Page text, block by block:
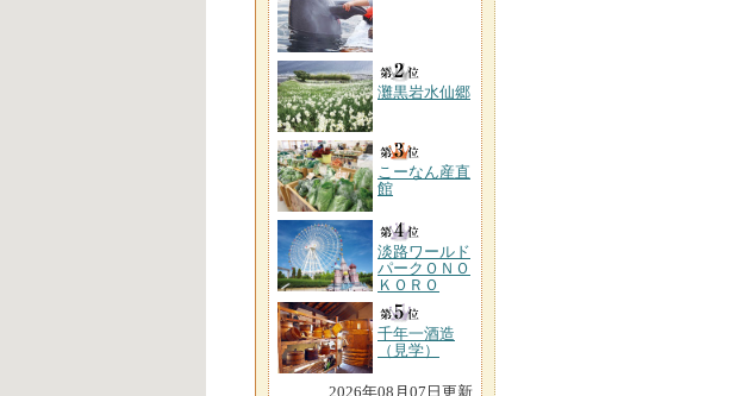
灘黒岩水仙郷
こーなん産直
館
淡路ワールド
パークＯＮＯ
ＫＯＲＯ
千年一酒造
（見学）
2026年08月07日更新